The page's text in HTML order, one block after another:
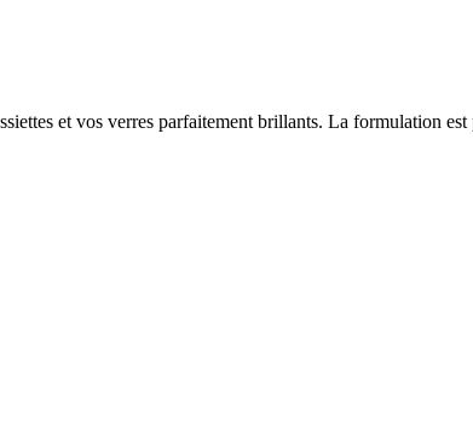
et vos verres parfaitement brillants. La formulation